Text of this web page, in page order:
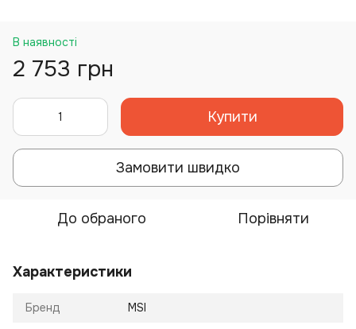
В наявності
2 753 грн
Купити
Замовити швидко
До обраного Порівняти
Характеристики
Бренд MSI